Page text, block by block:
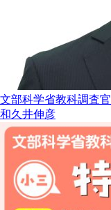
文部科学省教科調査官
和久井伸彦